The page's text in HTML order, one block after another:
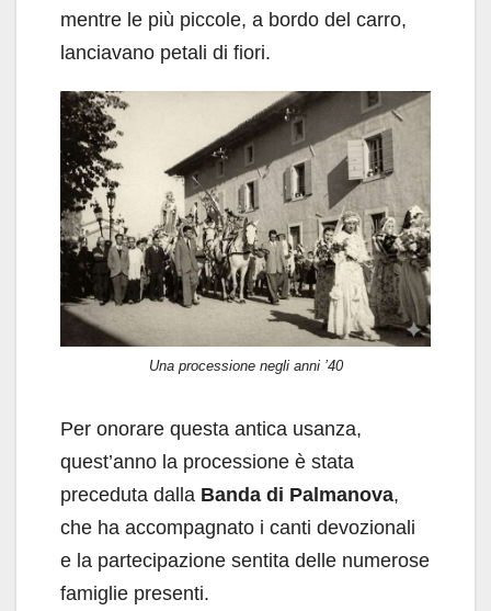
mentre le più piccole, a bordo del carro,
lanciavano petali di fiori.
Una processione negli anni ’40
Per onorare questa antica usanza,
quest’anno la processione è stata
preceduta dalla Banda di Palmanova,
che ha accompagnato i canti devozionali
e la partecipazione sentita delle numerose
famiglie presenti.